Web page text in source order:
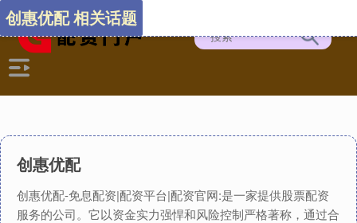
创惠优配
创惠优配-免息配资|配资平台|配资官网:是一家提供股票配资
服务的公司。它以资金实力强悍和风险控制严格著称，通过合
创惠优配 相关话题